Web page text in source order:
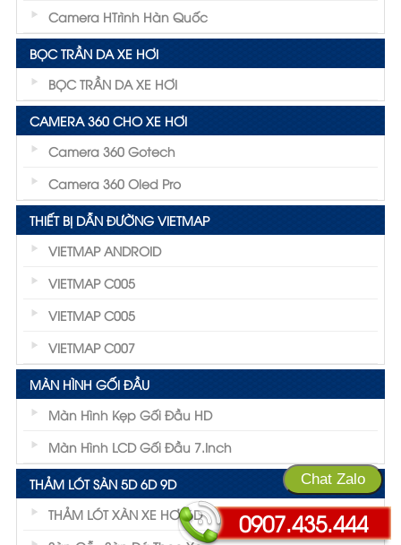
Camera HTrình Hàn Quốc
BỌC TRẦN DA XE HƠI
BỌC TRẦN DA XE HƠI
CAMERA 360 CHO XE HƠI
Camera 360 Gotech
Camera 360 Oled Pro
THIẾT BỊ DẪN ĐƯỜNG VIETMAP
VIETMAP ANDROID
VIETMAP C005
VIETMAP C005
VIETMAP C007
MÀN HÌNH GỐI ĐẦU
Màn Hình Kẹp Gối Đầu HD
Màn Hình LCD Gối Đầu 7.inch
THẢM LÓT SÀN 5D 6D 9D
THẢM LÓT XÀN XE HƠI 6D
0907.435.444
Chat Zalo